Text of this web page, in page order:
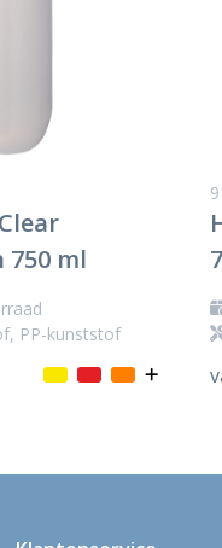
750 ml
PP-kunststof